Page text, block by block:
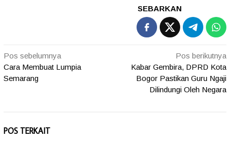
SEBARKAN
Navigasi
pos
Pos sebelumnya
Cara Membuat Lumpia
Semarang
Pos berikutnya
Kabar Gembira, DPRD Kota
Bogor Pastikan Guru Ngaji
Dilindungi Oleh Negara
POS TERKAIT